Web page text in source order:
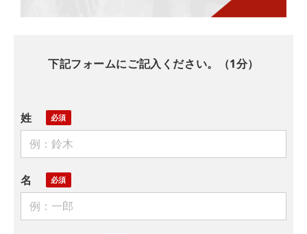
下記フォームにご記入ください。（1分）
姓
名